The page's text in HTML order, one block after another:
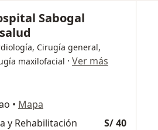
Sabogal
Cirugía general,
maxilofacial · Ver más
• Mapa
y Rehabilitación
S/ 40